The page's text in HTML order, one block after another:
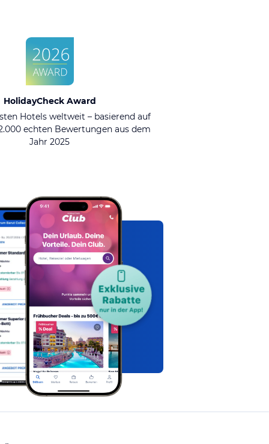
HolidayCheck Award
Hotels weltweit – basierend auf
echten Bewertungen aus dem
Jahr 2025